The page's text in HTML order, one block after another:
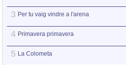
3 Per tu vaig vindre a l'arena
4 Primavera primavera
5 La Colometa